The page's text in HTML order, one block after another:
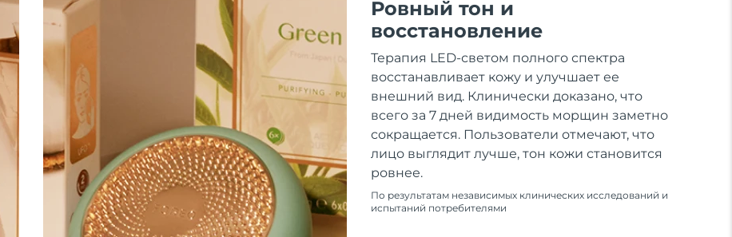
Ровный тон и
восстановление
Терапия LED-светом полного спектра
восстанавливает кожу и улучшает ее
внешний вид. Клинически доказано, что
всего за 7 дней видимость морщин заметно
сокращается. Пользователи отмечают, что
лицо выглядит лучше, тон кожи становится
ровнее.
По результатам независимых клинических исследований и
испытаний потребителями